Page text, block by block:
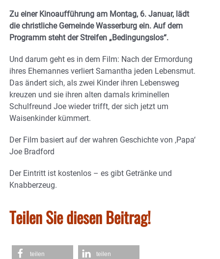
Zu einer Kinoaufführung am Montag, 6. Januar, lädt
die christliche Gemeinde Wasserburg ein. Auf dem
Programm steht der Streifen „Bedingungslos“.
Und darum geht es in dem Film: Nach der Ermordung
ihres Ehemannes verliert Samantha jeden Lebensmut.
Das ändert sich, als zwei Kinder ihren Lebensweg
kreuzen und sie ihren alten damals kriminellen
Schulfreund Joe wieder trifft, der sich jetzt um
Waisenkinder kümmert.
Der Film basiert auf der wahren Geschichte von ‚Papa‘
Joe Bradford
Der Eintritt ist kostenlos – es gibt Getränke und
Knabberzeug.
Teilen Sie diesen Beitrag!
teilen teilen